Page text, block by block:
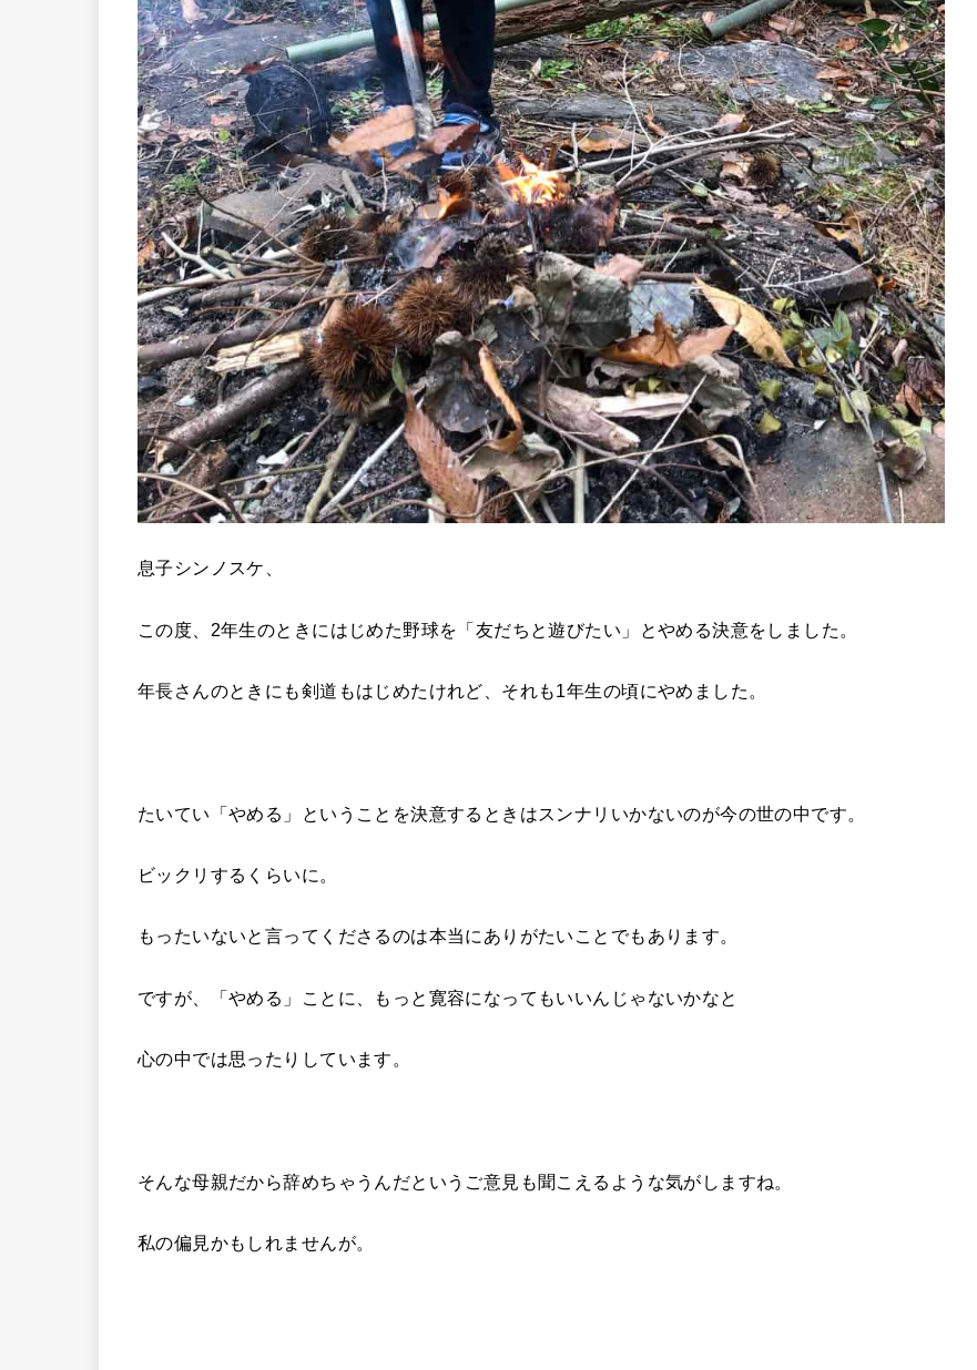
息子シンノスケ、
この度、2年生のときにはじめた野球を「友だちと遊びたい」とやめる決意をしました。
年長さんのときにも剣道もはじめたけれど、それも1年生の頃にやめました。
たいてい「やめる」ということを決意するときはスンナリいかないのが今の世の中です。
ビックリするくらいに。
もったいないと言ってくださるのは本当にありがたいことでもあります。
ですが、「やめる」ことに、もっと寛容になってもいいんじゃないかなと
心の中では思ったりしています。
そんな母親だから辞めちゃうんだというご意見も聞こえるような気がしますね。
私の偏見かもしれませんが。